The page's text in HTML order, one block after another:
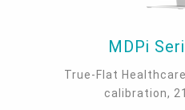
MDPi
True-Flat
calibration,